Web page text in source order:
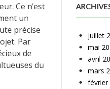
Ce n’est
un
précise
Par
de
du
juillet
mai
avril
mars
février